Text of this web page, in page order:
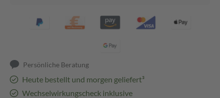
Persönliche Beratung
Heute bestellt und morgen geliefert³
Wechselwirkungscheck inklusive